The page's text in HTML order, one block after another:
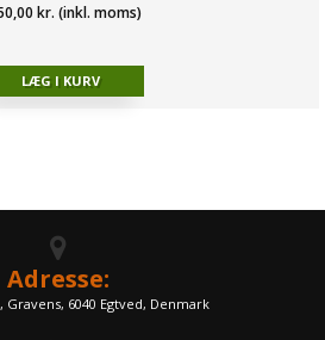
kr. (inkl. moms)
Adresse:
Gravens, 6040 Egtved, Denmark